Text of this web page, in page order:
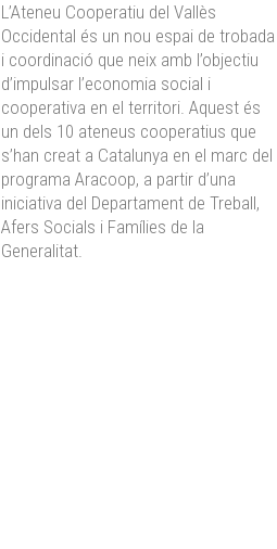
L’Ateneu Cooperatiu del Vallès
Occidental és un nou espai de trobada
i coordinació que neix amb l’objectiu
d’impulsar l’economia social i
cooperativa en el territori. Aquest és
un dels 10 ateneus cooperatius que
s’han creat a Catalunya en el marc del
programa Aracoop, a partir d’una
iniciativa del Departament de Treball,
Afers Socials i Famílies de la
Generalitat.